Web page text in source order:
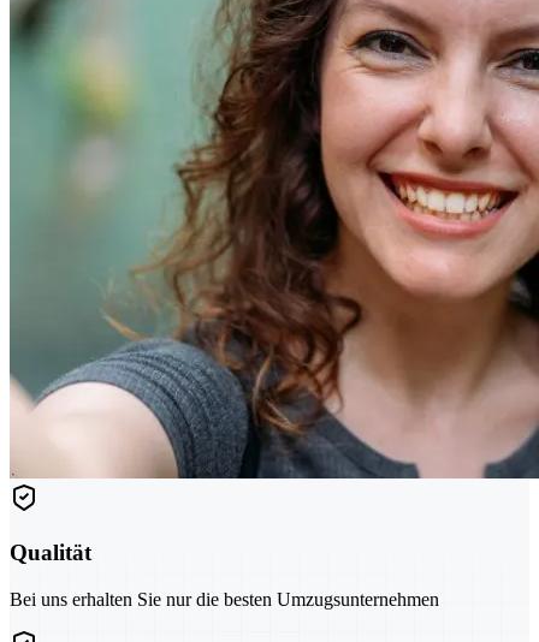
Qualität
Bei uns erhalten Sie nur die besten Umzugsunternehmen